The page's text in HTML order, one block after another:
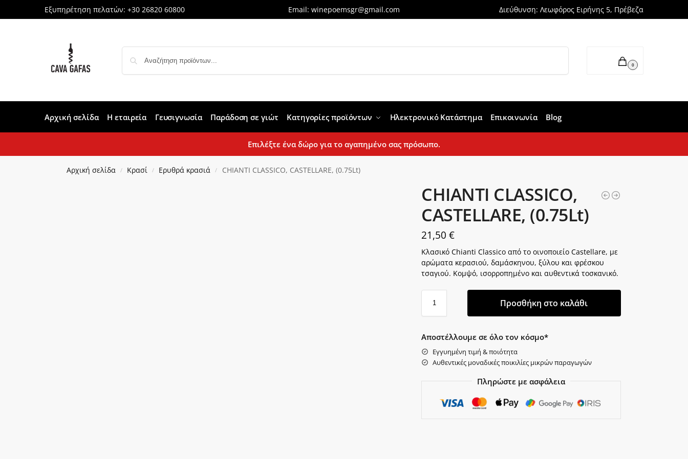
Εξυπηρέτηση πελατών: +30 26820 60800 Email: winepoemsgr@gmail.com Διεύθυνση: Λεωφόρος Ειρήνης 5, Πρέβεζα
0
Αρχική σελίδα Η εταιρεία Γευσιγνωσία Παράδοση σε γιώτ Κατηγορίες προϊόντων Ηλεκτρονικό Κατάστημα Επικοινωνία Blog
Επιλέξτε ένα δώρο για το αγαπημένο σας πρόσωπο.
Αρχική σελίδα / Κρασί / Ερυθρά κρασιά / CHIANTI CLASSICO, CASTELLARE, (0.75Lt)
CHIANTI CLASSICO,
CASTELLARE, (0.75Lt)
21,50€
Κλασικό Chianti Classico από το οινοποιείο Castellare, με
αρώματα κερασιού, δαμάσκηνου, ξύλου και φρέσκου
τσαγιού. Κομψό, ισορροπημένο και αυθεντικά τοσκανικό.
Προσθήκη στο καλάθι
Αποστέλλουμε σε όλο τον κόσμο*
Εγγυημένη τιμή & ποιότητα
Αυθεντικές μοναδικές ποικιλίες μικρών παραγωγών
Πληρώστε με ασφάλεια